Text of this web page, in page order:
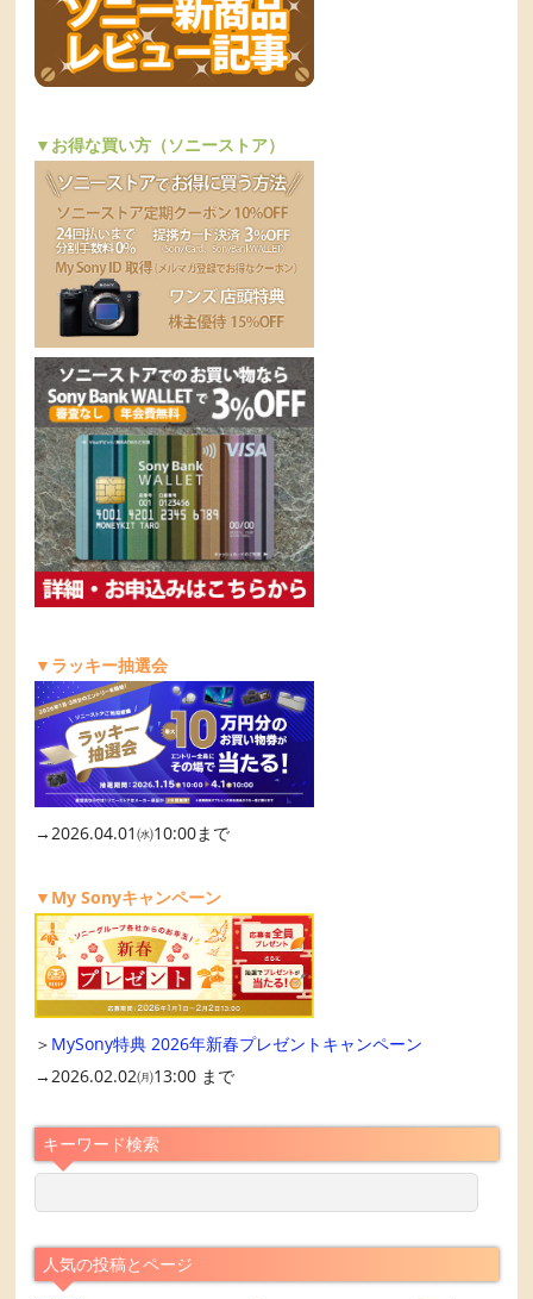
▼お得な買い方（ソニーストア）
▼ラッキー抽選会
→2026.04.01㈬10:00まで
▼My Sonyキャンペーン
＞ MySony特典 2026年新春プレゼントキャンペーン
→2026.02.02㈪13:00 まで
キーワード検索
人気の投稿とページ